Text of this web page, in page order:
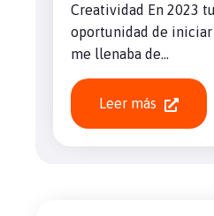
Creatividad En 2023
oportunidad de
me llenaba de...
Leer más